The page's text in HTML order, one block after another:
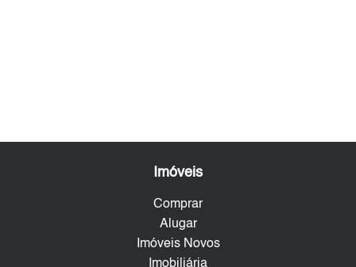
Imóveis
Comprar
Alugar
Imóveis Novos
Imobiliária